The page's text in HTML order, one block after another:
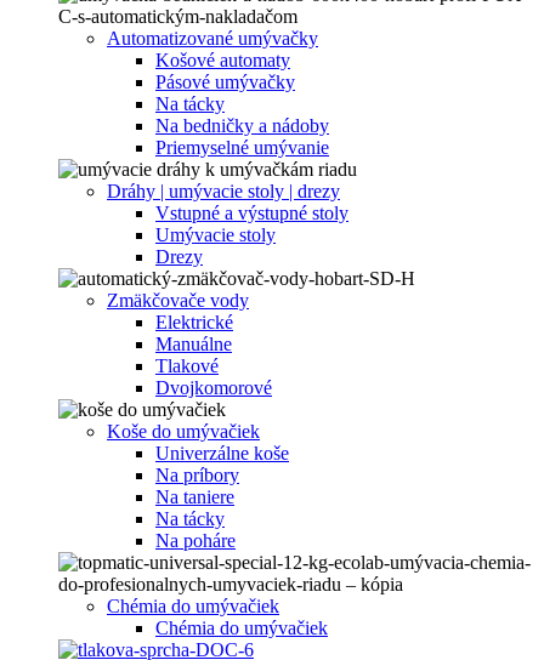
Automatizované umývačky
Košové automaty
Pásové umývačky
Na tácky
Na bedničky a nádoby
Priemyselné umývanie
Dráhy | umývacie stoly | drezy
Vstupné a výstupné stoly
Umývacie stoly
Drezy
Zmäkčovače vody
Elektrické
Manuálne
Tlakové
Dvojkomorové
Koše do umývačiek
Univerzálne koše
Na príbory
Na taniere
Na tácky
Na poháre
Chémia do umývačiek
Chémia do umývačiek